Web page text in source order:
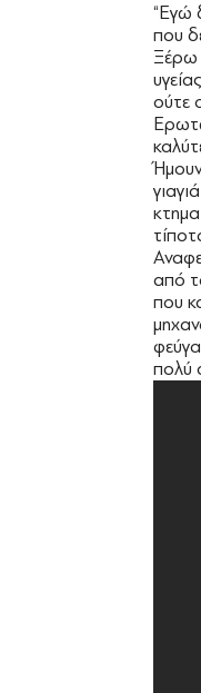
“Εγώ
που
Ξέρω
ούτε
από
που
πολύ